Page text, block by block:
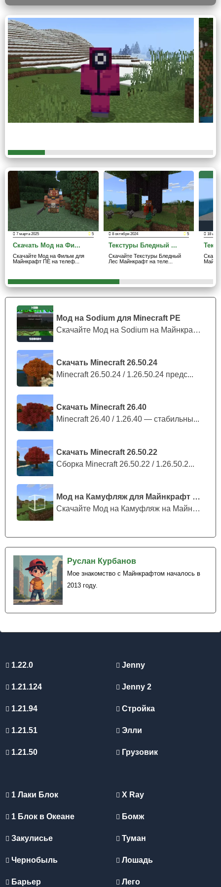
Мод на Sodium для Minecraft PE
Скачайте Мод на Sodium на Майнкрафт П...
Скачать Minecraft 26.50.24
Minecraft 26.50.24 / 1.26.50.24 предс...
Скачать Minecraft 26.40
Minecraft 26.40 / 1.26.40 — стабильны...
Скачать Minecraft 26.50.22
Сборка Minecraft 26.50.22 / 1.26.50.2...
Мод на Камуфляж для Майнкрафт ПЕ
Скачайте Мод на Камуфляж на Майнкрафт...
Руслан Курбанов
Мое знакомство с Майнкрафтом началось в
2013 году.
течение соревнований. Стражи с треугольником на
лице – обычные бойцы, а с квадратами –
командиры.
В дополнение ко всему, в Squid Game существует
таинственный персонаж, облик которого скрыт.
Доспехи
Следует отметить, что в Minecraft PEтекстур паки
графикой, то можно использовать железную броню.
Для знака квадрата потребуется изготовить
алмазный набор, а наблюдателю понадобится
крепкий материал – незерит.
Участники соревнований
соревнований сохранили свой первоначальный образ в
Майнкрафт ПЕ. Но, примечательно то, что автор добавил
новую амуницию, вдохновившись культовым сериалом
Игра в кальмара.
Наряды представлены в виде простого
штанов и верхней одежды.
Кстати, все костюмы геймеров будут иметь идентичный
оттенок, предоставляя в полной мере окунуться в
атмосферу сюжета.
7 марта 2025 5
Скачать Мод на Фи...
Скачайте Мод на Фильм для
Майнкрафт ПЕ на телеф...
8 октября 2024 5
Текстуры Бледный ...
Скачайте Текстуры Бледный
Лес Майнкрафт на теле...
18
1.22.0
1.21.124
1.21.94
1.21.51
1.21.50
Jenny
Jenny 2
Стройка
Элли
Грузовик
1 Лаки Блок
1 Блок в Океане
Закулисье
Чернобыль
Барьер
X Ray
Бомж
Туман
Лошадь
Лего